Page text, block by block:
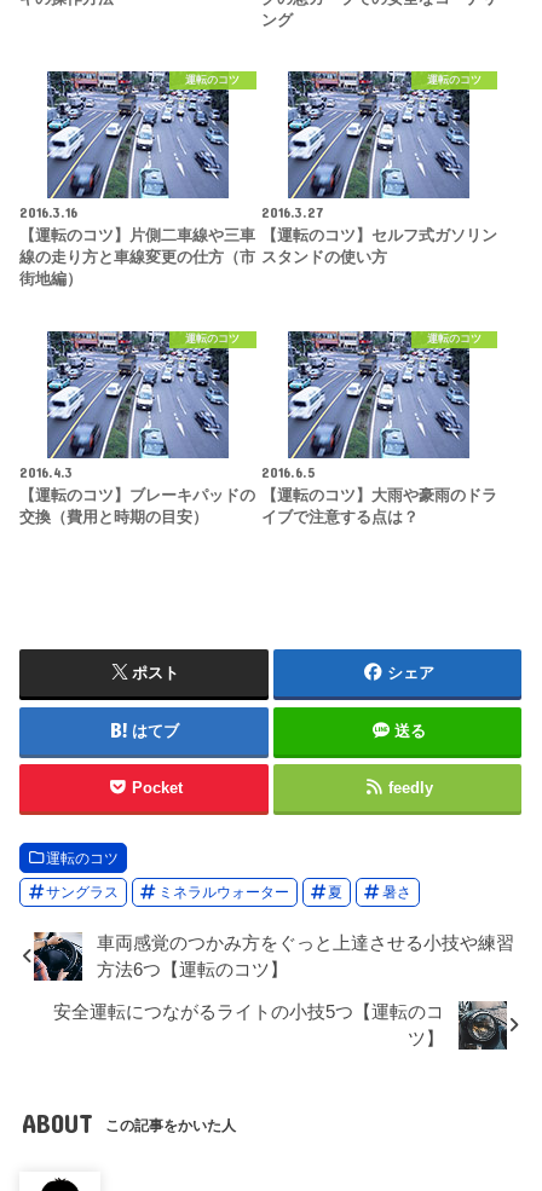
ング
運転のコツ
2016.3.16
【運転のコツ】片側二車線や三車
線の走り方と車線変更の仕方（市
街地編）
運転のコツ
2016.3.27
【運転のコツ】セルフ式ガソリン
スタンドの使い方
運転のコツ
2016.4.3
【運転のコツ】ブレーキパッドの
交換（費用と時期の目安）
運転のコツ
2016.6.5
【運転のコツ】大雨や豪雨のドラ
イブで注意する点は？
ポスト シェア
はてブ 送る
Pocket feedly
運転のコツ
サングラス ミネラルウォーター 夏 暑さ
車両感覚のつかみ方をぐっと上達させる小技や練習
方法6つ【運転のコツ】
安全運転につながるライトの小技5つ【運転のコ
ツ】
ABOUT この記事をかいた人